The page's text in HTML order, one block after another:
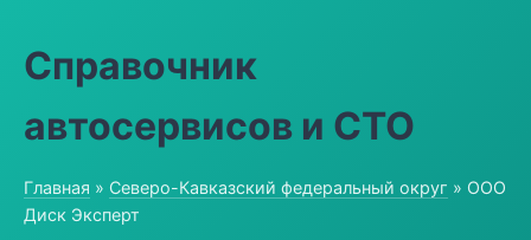
Справочник
автосервисов и СТО
Главная » Северо-Кавказский федеральный округ » ООО
Диск Эксперт